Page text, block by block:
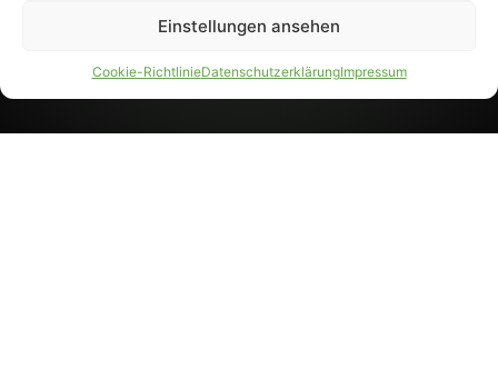
Einstellungen ansehen
Cookie-RichtlinieDatenschutzerklärungImpressum
PARTNER WERDEN
AGB